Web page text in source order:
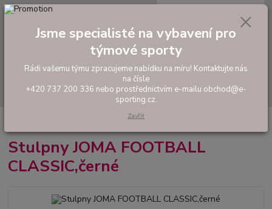
Hledat
tel: +420 737 200 336
0,00 Kč
Stulpny JOMA FOOTBALL CLASSIC,černé
Stulpny JOMA FOOTBALL
CLASSIC,černé
Jsme specialisté na vybavení pro
týmové sporty
Rádi vašemu týmu zpracujeme nabídku na míru! Kontaktujte nás
na čísle
+420 737 200 336 nebo prostřednictvím e-mailu obchod@e-
sporting.cz.
Zavřít